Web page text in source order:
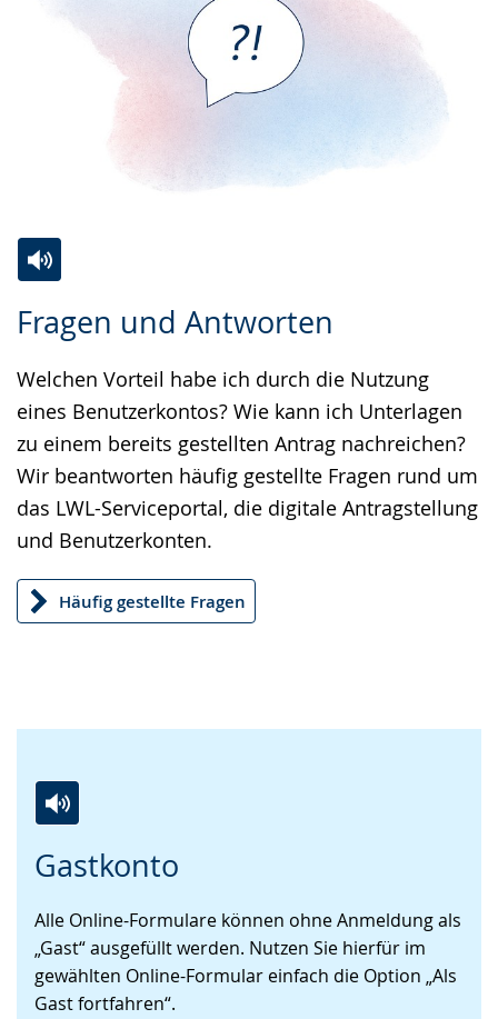
Fragen und Antworten
Welchen Vorteil habe ich durch die Nutzung
eines Benutzerkontos? Wie kann ich Unterlagen
zu einem bereits gestellten Antrag nachreichen?
Wir beantworten häufig gestellte Fragen rund um
das LWL-Serviceportal, die digitale Antragstellung
und Benutzerkonten.
Häufig gestellte Fragen
Leichten
wechseln.
Audio-
Video
Deutscher
Gebärdensprache
wird
angezeigt.
Gastkonto
Leichten
wechseln.
Audio-
Video
Deutscher
Gebärdensprache
wird
angezeigt.
Alle Online-Formulare können ohne Anmeldung als
„Gast“ ausgefüllt werden. Nutzen Sie hierfür im
gewählten Online-Formular einfach die Option „Als
Gast fortfahren“.